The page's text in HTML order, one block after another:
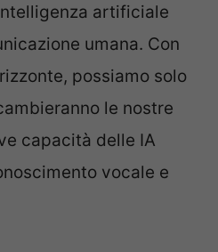
artificiale
umana. Con
possiamo solo
le nostre
capacità delle IA
vocale e